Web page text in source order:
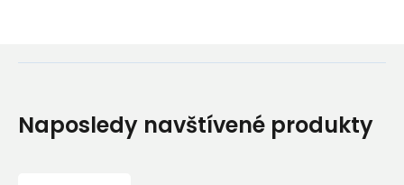
Naposledy navštívené produkty